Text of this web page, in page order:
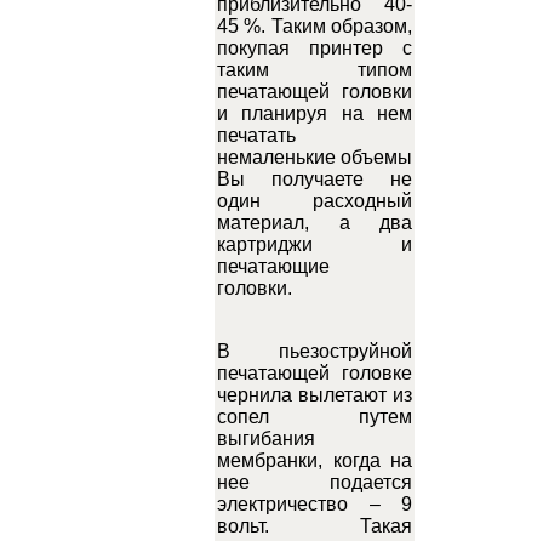
45 %. Таким образом,
покупая принтер с
таким типом
печатающей головки
и планируя на нем
печатать
немаленькие объемы
Вы получаете не
один расходный
материал, а два
картриджи и
печатающие
головки.
В пьезоструйной
печатающей головке
чернила вылетают из
сопел путем
выгибания
мембранки, когда на
нее подается
электричество – 9
вольт. Такая